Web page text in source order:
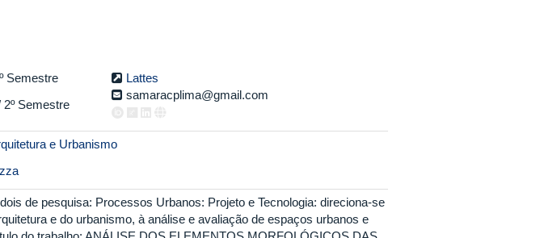
Semestre
2º Semestre
Lattes
samaracplima@gmail.com
e Urbanismo
de pesquisa: Processos Urbanos: Projeto e Tecnologia: direciona-se
e do urbanismo, à análise e avaliação de espaços urbanos e